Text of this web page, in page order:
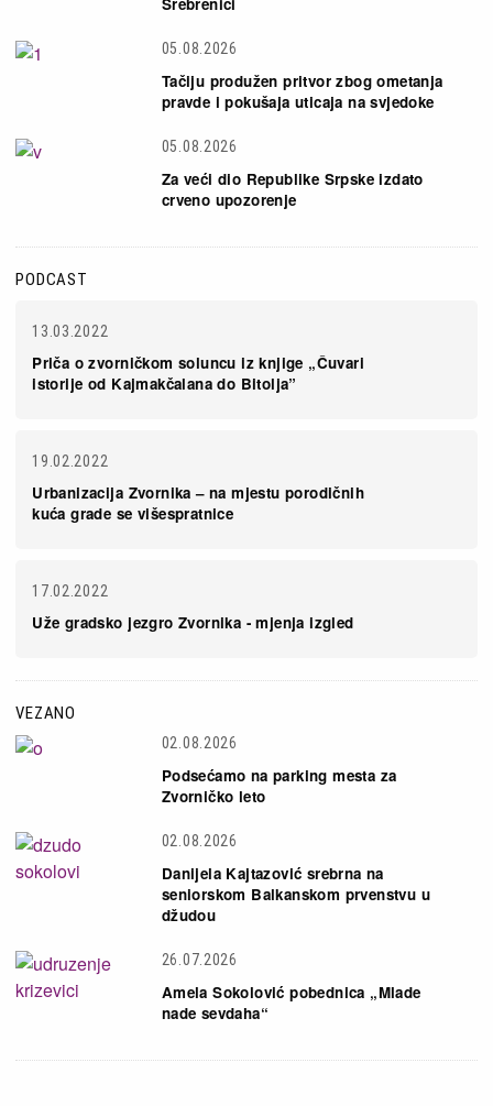
05.08.2026
Tačiju produžen pritvor zbog ometanja
pravde i pokušaja uticaja na svjedoke
05.08.2026
Za veći dio Republike Srpske izdato
crveno upozorenje
PODCAST
13.03.2022
Priča o zvorničkom soluncu iz knjige „Čuvari
istorije od Kajmakčalana do Bitolja”
19.02.2022
Urbanizacija Zvornika – na mjestu porodičnih
kuća grade se višespratnice
17.02.2022
Uže gradsko jezgro Zvornika - mjenja izgled
VEZANO
02.08.2026
Podsećamo na parking mesta za
Zvorničko leto
02.08.2026
Danijela Kajtazović srebrna na
seniorskom Balkanskom prvenstvu u
džudou
26.07.2026
Amela Sokolović pobednica „Mlade
nade sevdaha“